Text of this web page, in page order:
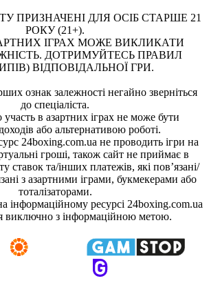
ПРИЗНАЧЕНІ ДЛЯ ОСІБ СТАРШЕ 21
РОКУ (21+).
ІГРАХ МОЖЕ ВИКЛИКАТИ
ДОТРИМУЙТЕСЬ ПРАВИЛ
ВІДПОВІДАЛЬНОЇ ГРИ.
ознак залежності негайно зверніться
до спеціаліста.
в азартних іграх не може бути
або альтернативою роботі.
24boxing.com.ua не проводить ігри на
гроші, також сайт не приймає в
ставок та/інших платежів, які пов’язані/
з азартними іграми, букмекерами або
тоталізаторами.
інформаційному ресурсі 24boxing.com.ua
виключно з інформаційною метою.